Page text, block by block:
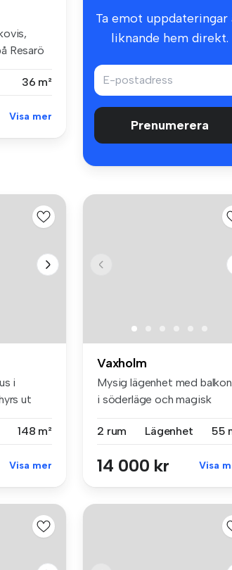
Resarö
36 m²
Visa mer
Ta emot uppdateringar
liknande hem direkt.
Prenumerera
i
ut
148 m²
Visa mer
Vaxholm
Mysig lägenhet med
i söderläge och magisk
2 rum
Lägenhet 55
14 000 kr Visa